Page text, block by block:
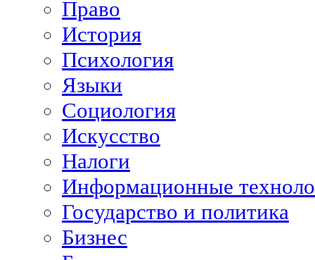
Право
История
Психология
Языки
Социология
Искусство
Налоги
Информационные
Государство и политика
Бизнес